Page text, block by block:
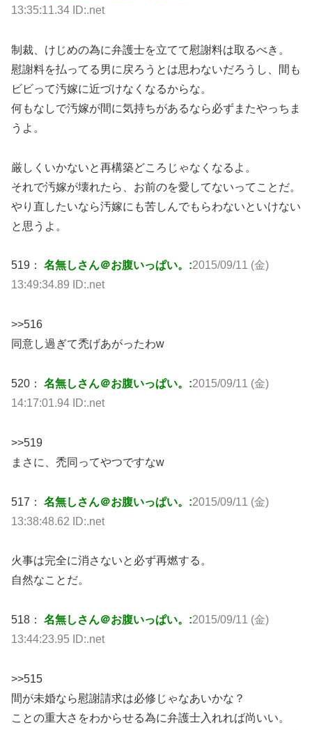
13:35:11.34 ID:.net
制裁、けじめの為に弁護士を立てて慰謝料は取るべき。
慰謝料を払ってる男に戻ろうとは思わないだろうし、間も
ビビって汚嫁に近づけなくなるからな。
何もなしで汚嫁が間に気持ちがあるなら必ずまたやっちま
うよ。
厳しくいかないと再構築どころじゃなくなるよ。
それで汚嫁が壊れたら、お前のを愛してないってことだ。
やり直したいなら汚嫁にも苦しんでもらわないといけない
と思うよ。
519： 名無しさん＠お腹いっぱい。:2015/09/11 (金)
13:49:34.89 ID:.net
>>516
同意し過ぎて禿げあがったわw
520： 名無しさん＠お腹いっぱい。:2015/09/11 (金)
14:17:01.94 ID:.net
>>519
まさに、禿同ってやつですなw
517： 名無しさん＠お腹いっぱい。:2015/09/11 (金)
13:38:48.62 ID:.net
火事は完全に消さないと必ず再燃する。
自然なことだ。
518： 名無しさん＠お腹いっぱい。:2015/09/11 (金)
13:44:23.95 ID:.net
>>515
間が未婚なら慰謝請求は必修じゃなあいかな？
ことの重大さをわからせる為に弁護士入れれば尚いい。